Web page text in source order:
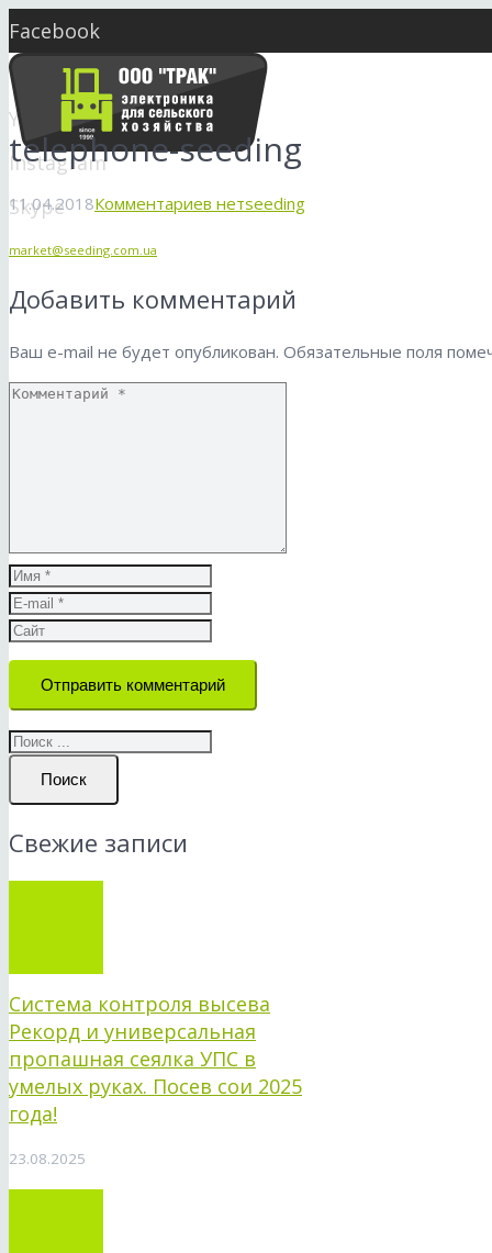
Facebook
Twitter
YouTube
Instagram
Skype
market@seeding.com.ua
telephone-seeding
11.04.2018Комментариев нетseeding
Добавить комментарий
Ваш e-mail не будет опубликован. Обязательные поля
Отправить комментарий
Поиск
Свежие записи
Система контроля высева
Рекорд и универсальная
пропашная сеялка УПС в
умелых руках. Посев сои 2025
года!
23.08.2025